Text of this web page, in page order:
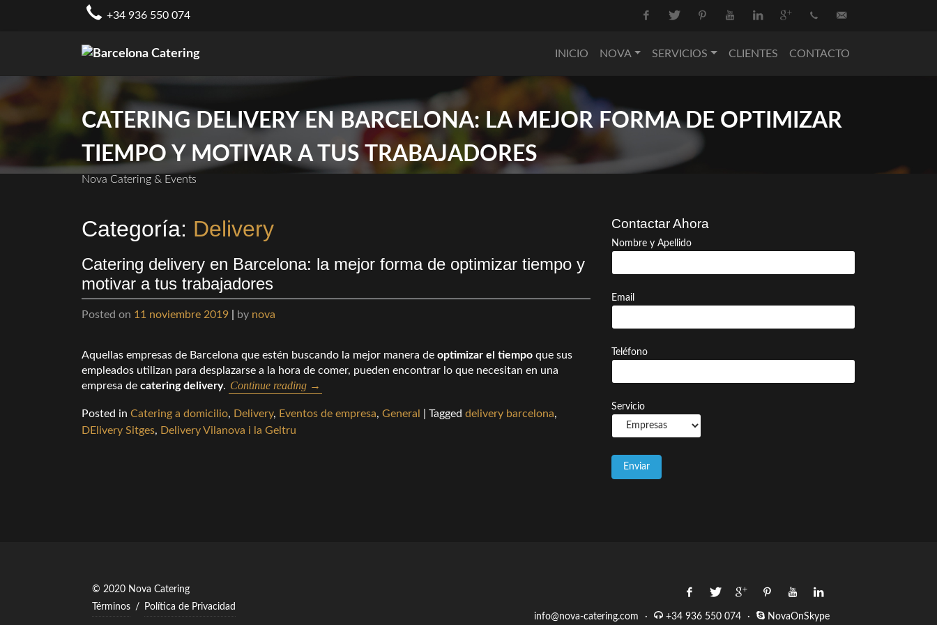
+34 936 550 074
INICIO NOVA SERVICIOS CLIENTES CONTACTO
CATERING DELIVERY EN BARCELONA: LA MEJOR FORMA DE OPTIMIZAR
TIEMPO Y MOTIVAR A TUS TRABAJADORES
Nova Catering & Events
Categoría: Delivery
Catering delivery en Barcelona: la mejor forma de optimizar tiempo y
motivar a tus trabajadores
Posted on 11 noviembre 2019 by nova
Aquellas empresas de Barcelona que estén buscando la mejor manera de optimizar el tiempo que sus
empleados utilizan para desplazarse a la hora de comer, pueden encontrar lo que necesitan en una
empresa de catering delivery. Continue reading →
Posted in Catering a domicilio, Delivery, Eventos de empresa, General Tagged delivery barcelona,
DElivery Sitges, Delivery Vilanova i la Geltru
Contactar Ahora
Nombre y Apellido
Email
Teléfono
Servicio
© 2020 Nova Catering
Términos /
Política de Privacidad
info@nova-catering.com
· +34 936 550 074 · NovaOnSkype